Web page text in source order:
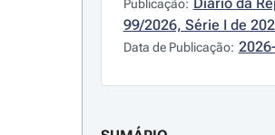
Publicação:
99/2026, Série I de
Data de Publicação: